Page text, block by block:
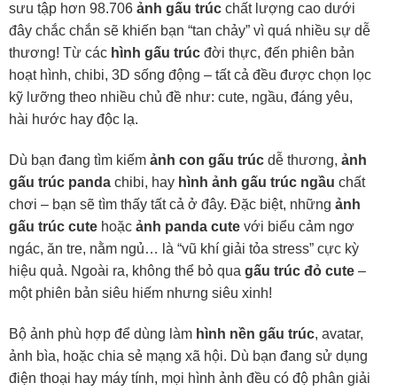
sưu tập hơn 98.706 ảnh gấu trúc chất lượng cao dưới
đây chắc chắn sẽ khiến bạn “tan chảy” vì quá nhiều sự dễ
thương! Từ các hình gấu trúc đời thực, đến phiên bản
hoạt hình, chibi, 3D sống động – tất cả đều được chọn lọc
kỹ lưỡng theo nhiều chủ đề như: cute, ngầu, đáng yêu,
hài hước hay độc lạ.
Dù bạn đang tìm kiếm ảnh con gấu trúc dễ thương, ảnh
gấu trúc panda chibi, hay hình ảnh gấu trúc ngầu chất
chơi – bạn sẽ tìm thấy tất cả ở đây. Đặc biệt, những ảnh
gấu trúc cute hoặc ảnh panda cute với biểu cảm ngơ
ngác, ăn tre, nằm ngủ… là “vũ khí giải tỏa stress” cực kỳ
hiệu quả. Ngoài ra, không thể bỏ qua gấu trúc đỏ cute –
một phiên bản siêu hiếm nhưng siêu xinh!
Bộ ảnh phù hợp để dùng làm hình nền gấu trúc, avatar,
ảnh bìa, hoặc chia sẻ mạng xã hội. Dù bạn đang sử dụng
điện thoại hay máy tính, mọi hình ảnh đều có độ phân giải